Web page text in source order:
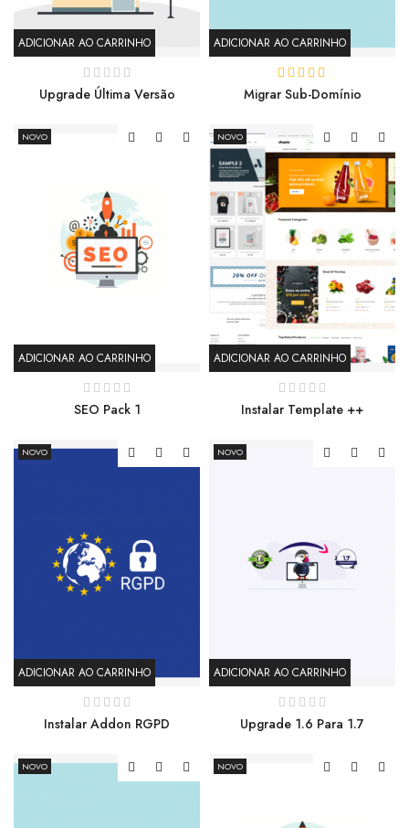
ADICIONAR AO CARRINHO
Upgrade Última Versão
ADICIONAR AO CARRINHO
Migrar Sub-Domínio
NOVO
ADICIONAR AO CARRINHO
SEO Pack 1
NOVO
ADICIONAR AO CARRINHO
Instalar Template ++
NOVO
ADICIONAR AO CARRINHO
Instalar Addon RGPD
NOVO
ADICIONAR AO CARRINHO
Upgrade 1.6 Para 1.7
NOVO NOVO